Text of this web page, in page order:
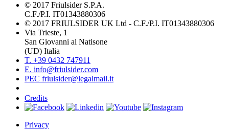
© 2017 Friulsider S.P.A.
C.F./P.I. IT01343880306
© 2017 FRIULSIDER UK Ltd - C.F./P.I. IT01343880306
Via Trieste, 1
San Giovanni al Natisone
(UD) Italia
T. +39 0432 747911
E. info@friulsider.com
PEC friulsider@legalmail.it
Credits
Privacy